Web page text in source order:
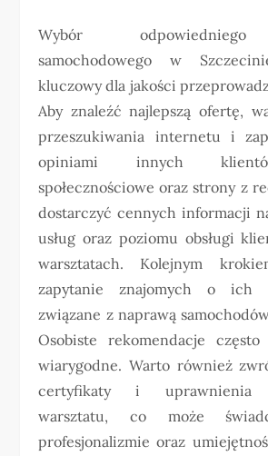
Wybór
samochodowego w
kluczowy dla jakości
Aby znaleźć najlepszą ofertę,
przeszukiwania internetu i
opiniami innych
społecznościowe oraz strony z
dostarczyć cennych informacji
usług oraz poziomu obsługi
warsztatach. Kolejnym
zapytanie znajomych o ich
związane z naprawą
Osobiste rekomendacje często
wiarygodne. Warto również
certyfikaty i uprawnienia
warsztatu, co może
profesjonalizmie oraz